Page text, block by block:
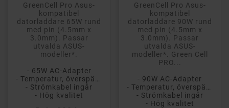
GreenCell Pro Asus-
kompatibel
datorladdare 65W rund
med pin (4.5mm x
3.0mm). Passar
utvalda ASUS-
modeller*.
- 65W AC-Adapter
- Strömkabel ingår
- Hög kvalitet
GreenCell Pro Asus-
kompatibel
datorladdare 90W rund
med pin (4.5mm x
3.0mm). Passar
utvalda ASUS-
modeller*. Green Cell
PRO...
- 90W AC-Adapter
- Strömkabel ingår
- Hög kvalitet